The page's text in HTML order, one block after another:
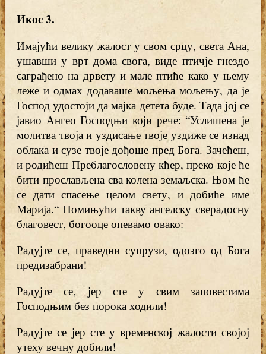
Икос 3.
Имајући велику жалост у свом срцу, света Ана,
ушавши у врт дома свога, виде птичје гнездо
саграђено на дрвету и мале птиће како у њему
леже и одмах додаваше мољења мољењу, да је
Господ удостоји да мајка детета буде. Тада јој се
јавио Ангео Господњи који рече: “Услишена је
молитва твоја и уздисање твоје уздиже се изнад
облака и сузе твоје дођоше пред Бога. Зачећеш,
и родићеш Преблагословену кћер, преко које ће
бити прослављена сва колена земаљска. Њом ће
се дати спасење целом свету, и добиће име
Марија.“ Помињући такву ангелску сверадосну
благовест, богооце опевамо овако:
Радујте се, праведни супрузи, одозго од Бога
предизабрани!
Радујте се, јер сте у свим заповестима
Господњим без порока ходили!
Радујте се јер сте у временској жалости својој
утеху вечну добили!